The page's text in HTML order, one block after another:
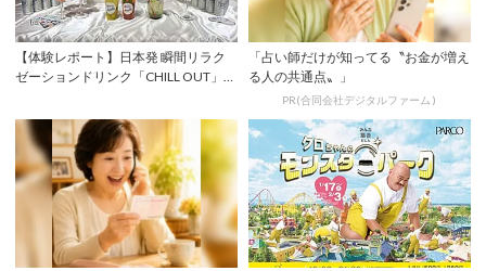
【体験レポート】日本発 瞬間リラク
ゼーションドリンク「CHILL OUT」が
「占い師だけが知ってる〝お金が増え
る人の共通点〟」
PR(合同会社デジタルファーム )